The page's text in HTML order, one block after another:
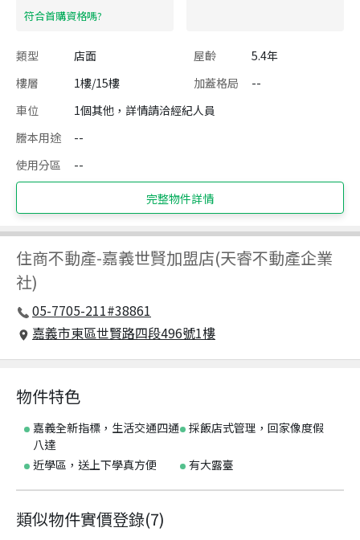
​符合首購資格嗎?
類型 店面 屋齡
5.4年
樓層
1樓/15樓 加蓋格局
--
車位
1個其他，詳情請洽經紀人員
謄本用途
--
使用分區
--
完整物件詳情
住商不動產-嘉義世賢加盟店(天睿不動產企業
社)
05-7705-211#38861
嘉義市東區世賢路四段496號1樓
物件特色
嘉義全新指標，生活交通四通
八達
採飯店式管理，回家像度假
近學區，送上下學真方便 有大露臺
類似物件實價登錄(7)